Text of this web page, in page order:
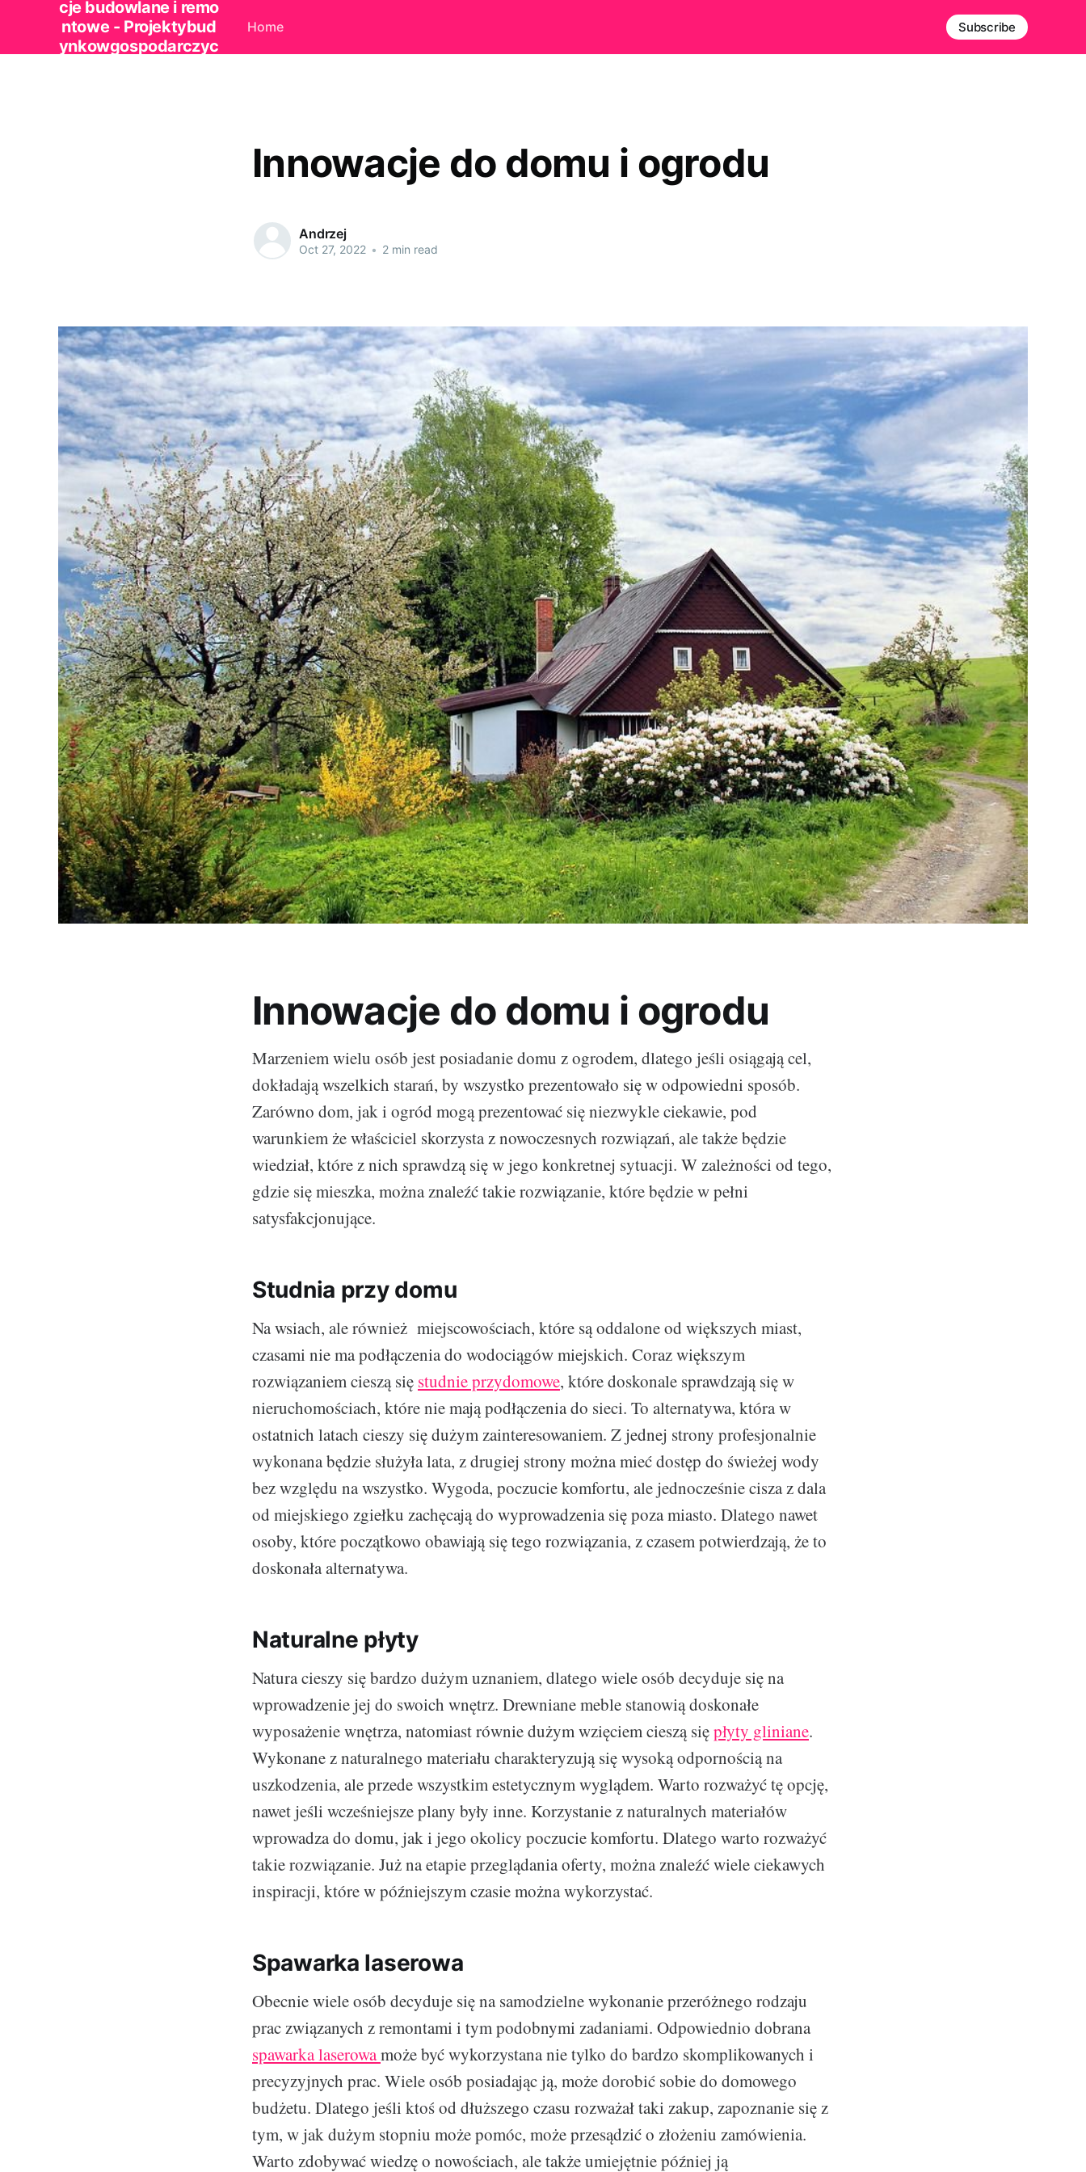
cje budowlane i remo
ntowe - Projektybud
ynkowgospodarczyc
Home Subscribe
Innowacje do domu i ogrodu
Andrzej
Oct 27, 2022 • 2 min read
Innowacje do domu i ogrodu
Marzeniem wielu osób jest posiadanie domu z ogrodem, dlatego jeśli osiągają cel,
dokładają wszelkich starań, by wszystko prezentowało się w odpowiedni sposób.
Zarówno dom, jak i ogród mogą prezentować się niezwykle ciekawie, pod
warunkiem że właściciel skorzysta z nowoczesnych rozwiązań, ale także będzie
wiedział, które z nich sprawdzą się w jego konkretnej sytuacji. W zależności od tego,
gdzie się mieszka, można znaleźć takie rozwiązanie, które będzie w pełni
satysfakcjonujące.
Studnia przy domu
Na wsiach, ale również miejscowościach, które są oddalone od większych miast,
czasami nie ma podłączenia do wodociągów miejskich. Coraz większym
rozwiązaniem cieszą się studnie przydomowe, które doskonale sprawdzają się w
nieruchomościach, które nie mają podłączenia do sieci. To alternatywa, która w
ostatnich latach cieszy się dużym zainteresowaniem. Z jednej strony profesjonalnie
wykonana będzie służyła lata, z drugiej strony można mieć dostęp do świeżej wody
bez względu na wszystko. Wygoda, poczucie komfortu, ale jednocześnie cisza z dala
od miejskiego zgiełku zachęcają do wyprowadzenia się poza miasto. Dlatego nawet
osoby, które początkowo obawiają się tego rozwiązania, z czasem potwierdzają, że to
doskonała alternatywa.
Naturalne płyty
Natura cieszy się bardzo dużym uznaniem, dlatego wiele osób decyduje się na
wprowadzenie jej do swoich wnętrz. Drewniane meble stanowią doskonałe
wyposażenie wnętrza, natomiast równie dużym wzięciem cieszą siępłyty gliniane.
Wykonane z naturalnego materiału charakteryzują się wysoką odpornością na
uszkodzenia, ale przede wszystkim estetycznym wyglądem. Warto rozważyć tę opcję,
nawet jeśli wcześniejsze plany były inne. Korzystanie z naturalnych materiałów
wprowadza do domu, jak i jego okolicy poczucie komfortu. Dlatego warto rozważyć
takie rozwiązanie. Już na etapie przeglądania oferty, można znaleźć wiele ciekawych
inspiracji, które w późniejszym czasie można wykorzystać.
Spawarka laserowa
Obecnie wiele osób decyduje się na samodzielne wykonanie przeróżnego rodzaju
prac związanych z remontami i tym podobnymi zadaniami. Odpowiednio dobrana
spawarka laserowamoże być wykorzystana nie tylko do bardzo skomplikowanych i
precyzyjnych prac. Wiele osób posiadając ją, może dorobić sobie do domowego
budżetu. Dlatego jeśli ktoś od dłuższego czasu rozważał taki zakup, zapoznanie się z
tym, w jak dużym stopniu może pomóc, może przesądzić o złożeniu zamówienia.
Warto zdobywać wiedzę o nowościach, ale także umiejętnie później ją